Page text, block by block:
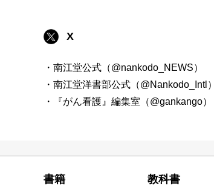
X
・南江堂公式（@nankodo_NEWS）
・南江堂洋書部公式（@Nankodo_Intl）
・『がん看護』編集室（@gankango）
書籍 教科書